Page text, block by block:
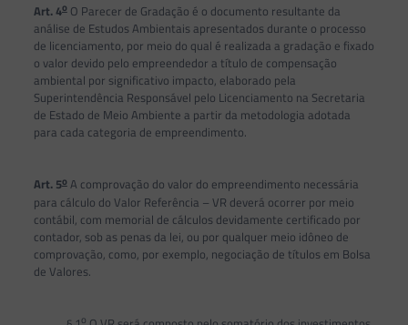
Art. 4oO Parecer de Gradação é o documento resultante da
análise de Estudos Ambientais apresentados durante o processo
de licenciamento, por meio do qual é realizada a gradação e fixado
o valor devido pelo empreendedor a título de compensação
ambiental por significativo impacto, elaborado pela
Superintendência Responsável pelo Licenciamento na Secretaria
de Estado de Meio Ambiente a partir da metodologia adotada
para cada categoria de empreendimento.
Art. 5oA comprovação do valor do empreendimento necessária
para cálculo do Valor Referência – VR deverá ocorrer por meio
contábil, com memorial de cálculos devidamente certificado por
contador, sob as penas da lei, ou por qualquer meio idôneo de
comprovação, como, por exemplo, negociação de títulos em Bolsa
de Valores.
o